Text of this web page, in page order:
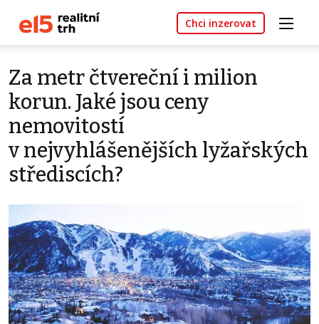
Chci inzerovat
Za metr čtvereční i milion
korun. Jaké jsou ceny
nemovitostí
v nejvyhlášenějších lyžařských
střediscích?